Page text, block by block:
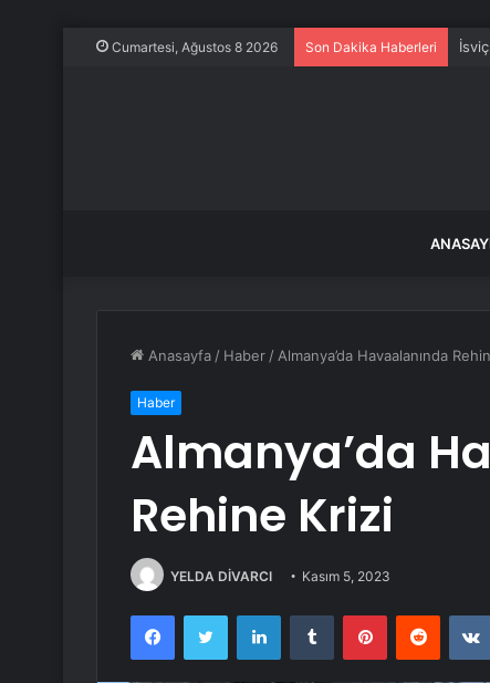
Cumartesi, Ağustos 8 2026 Son Dakika Haberleri
Anasayfa / Haber / Almanya’da Havaalanında
Haber
Almanya’da
Rehine Krizi
YELDA DİVARCI Kasım 5, 2023
FacebookTwitter LinkedInTumblr PinterestReddit